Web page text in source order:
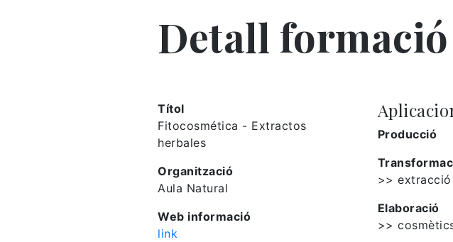
Detall formació
Títol
Fitocosmética - Extractos
herbales
Organització
Aula Natural
Web informació
link
Producció
>> extracció
Elaboració
>>